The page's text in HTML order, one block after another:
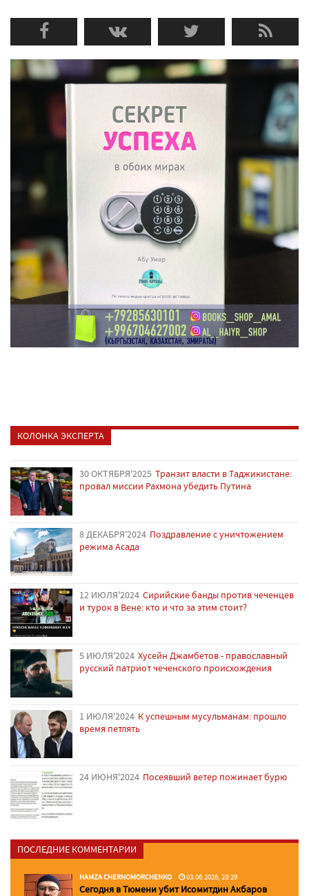
КОЛОНКА ЭКСПЕРТА
30 ОКТЯБРЯ'2025 Транзит власти в Таджикистане:
провал миссии Рахмона убедить Путина
8 ДЕКАБРЯ'2024 Поздравление с уничтожением
режима Асада
12 ИЮЛЯ'2024 Сирийские банды против чеченцев
и турок в Вене: кто и что за этим стоит?
5 ИЮЛЯ'2024 Хусейн Джамбетов - православный
русский патриот чеченского происхождения
1 ИЮЛЯ'2024 К успешным мусульманам: прошло
время петлять
24 ИЮНЯ'2024 Посеявший ветер пожинает бурю
ПОСЛЕДНИЕ КОММЕНТАРИИ
HAMZA CHERNOMORCHENKO 03.06.2026, 23:29
Сегодня в Тюмени убит Исомитдин Акбаров